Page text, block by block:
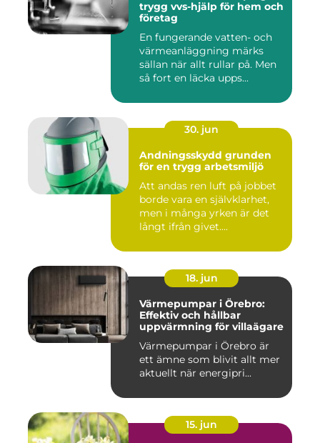
trygg vvs-hjälp för hem och
företag
En fungerande vatten- och
värmeanläggning märks
sällan när allt rullar på. Men
så fort en läcka upps...
30. jun
Andningsskydd grunden
för en trygg arbetsmiljö
Att andas ren luft på jobbet
borde vara en självklarhet,
men i många yrken är det
långt ifrån givet....
18. jun
Värmepumpar i Örebro:
Effektiv och hållbar
uppvärmning för villaägare
Värmepumpar i Örebro är
ett ämne som blivit allt mer
aktuellt när energipri...
15. jun